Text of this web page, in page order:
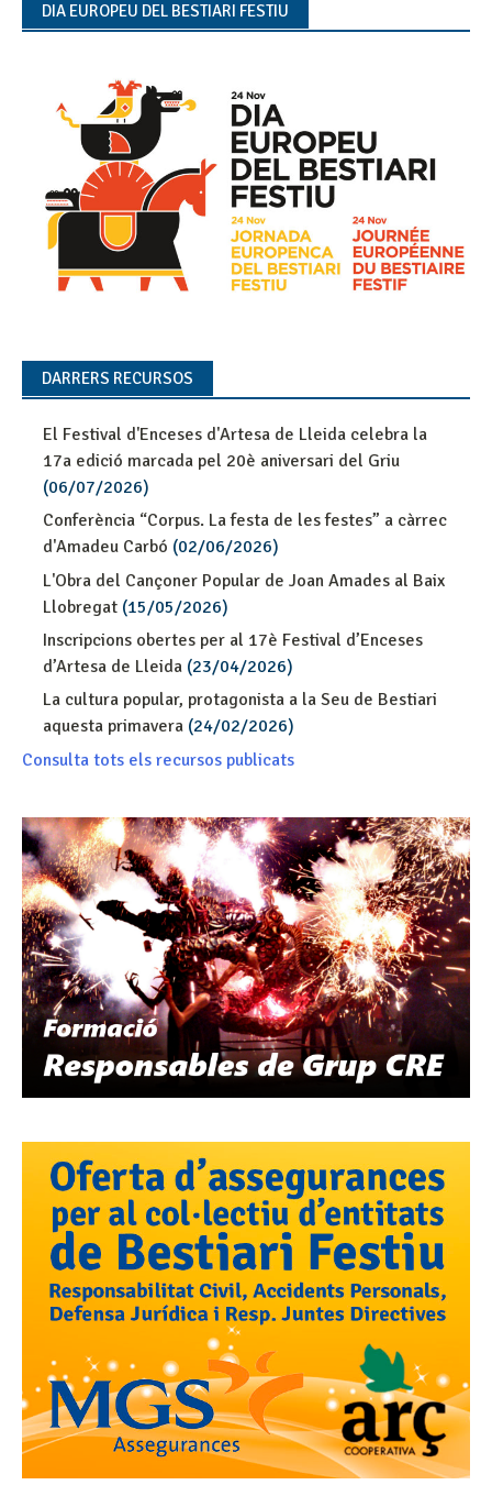
DIA EUROPEU DEL BESTIARI FESTIU
DARRERS RECURSOS
El Festival d'Enceses d'Artesa de Lleida celebra la
17a edició marcada pel 20è aniversari del Griu
(06/07/2026)
Conferència “Corpus. La festa de les festes” a càrrec
d'Amadeu Carbó (02/06/2026)
L'Obra del Cançoner Popular de Joan Amades al Baix
Llobregat (15/05/2026)
Inscripcions obertes per al 17è Festival d’Enceses
d’Artesa de Lleida (23/04/2026)
La cultura popular, protagonista a la Seu de Bestiari
aquesta primavera (24/02/2026)
Consulta tots els recursos publicats